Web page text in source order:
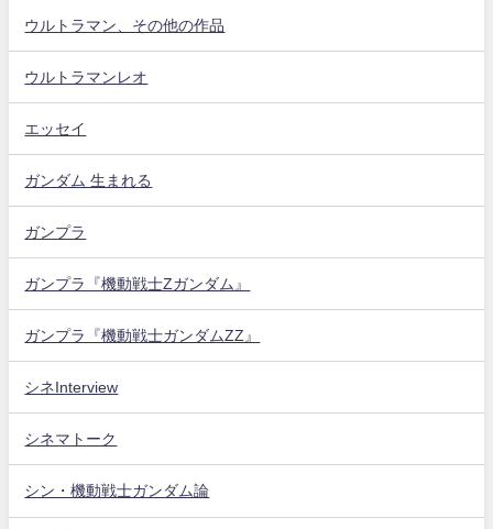
ウルトラマン、その他の作品
ウルトラマンレオ
エッセイ
ガンダム 生まれる
ガンプラ
ガンプラ『機動戦士Zガンダム』
ガンプラ『機動戦士ガンダムZZ』
シネInterview
シネマトーク
シン・機動戦士ガンダム論